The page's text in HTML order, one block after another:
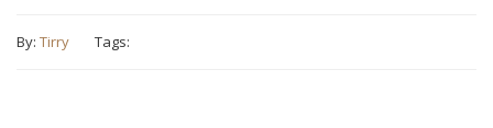
By: Tirry Tags: